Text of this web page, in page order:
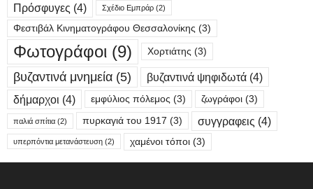
Πρόσφυγες (4) Σχέδιο Εμπράρ (2)
Φεστιβάλ Κινηματογράφου Θεσσαλονίκης (3)
Φωτογράφοι (9) Χορτιάτης (3)
βυζαντινά μνημεία (5) βυζαντινά ψηφιδωτά (4)
δήμαρχοι (4) εμφύλιος πόλεμος (3) ζωγράφοι (3)
παλιά σπίτια (2) πυρκαγιά του 1917 (3) συγγραφεις (4)
υπερπόντια μετανάστευση (2) χαμένοι τόποι (3)